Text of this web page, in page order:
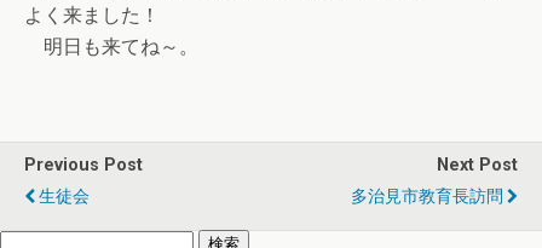
よく来ました！
明日も来てね～。
Previous Post
生徒会
Next Post
多治見市教育長訪問